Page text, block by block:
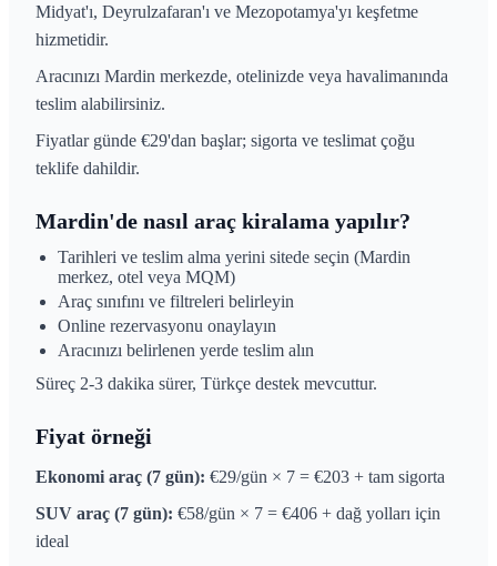
Midyat'ı, Deyrulzafaran'ı ve Mezopotamya'yı keşfetme
hizmetidir.
Aracınızı Mardin merkezde, otelinizde veya havalimanında
teslim alabilirsiniz.
Fiyatlar günde €29'dan başlar; sigorta ve teslimat çoğu
teklife dahildir.
Mardin'de nasıl araç kiralama yapılır?
Tarihleri ve teslim alma yerini sitede seçin (Mardin
merkez, otel veya MQM)
Araç sınıfını ve filtreleri belirleyin
Online rezervasyonu onaylayın
Aracınızı belirlenen yerde teslim alın
Süreç 2-3 dakika sürer, Türkçe destek mevcuttur.
Fiyat örneği
Ekonomi araç (7 gün): €29/gün × 7 = €203 + tam sigorta
SUV araç (7 gün): €58/gün × 7 = €406 + dağ yolları için
ideal